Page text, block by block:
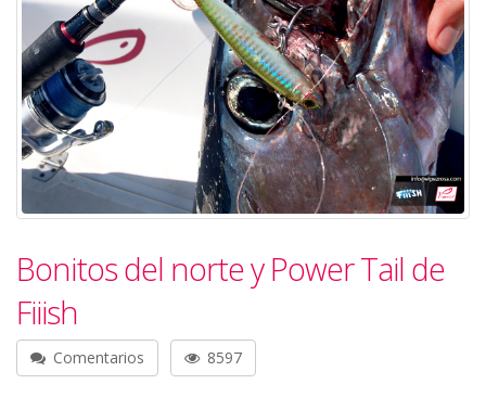
Bonitos del norte y Power Tail de
Fiiish
Comentarios 8597